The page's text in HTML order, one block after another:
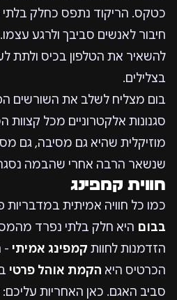
כטקס. הריקוד נתפס כחלק בלתי
חיבור לאנשים סביבך ולרגע
להשאיר את הטלפון בכיס ולתת
בצלילים.
בום מצליח לשלב את השורשים
סגנונות אלקטרוניים מכל קצוות
מוזיקלית שהיא גם מסיבה, גם מסע
שנשאר הרבה אחרי שהבמה
חווית קמפינג
כמו כל חוויה אמיתית במדבריות
בבום היא חלק בלתי נפרד
הזדמנות לחוות קמפינג אמיתי -
הכרטיס היא הקמת אוהל פרטי
סביב האגם. כאן האחריות עליכם: